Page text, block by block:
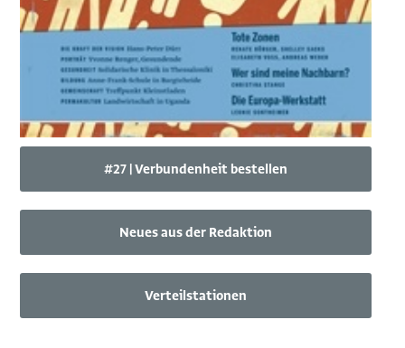
#27 | Verbundenheit bestellen
Neues aus der Redaktion
Verteilstationen